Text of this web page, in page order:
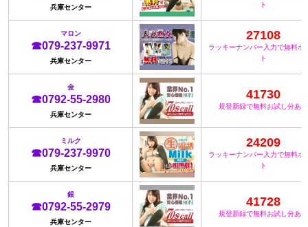
兵庫センター
ト
マロン
☎079-237-9971
兵庫センター
27108
ラッキーナンバー入力で無料ポ
ト
金
☎0792-55-2980
兵庫センター
41730
規登新録で無料お試し分あり
ミルク
☎079-237-9970
兵庫センター
24209
ラッキーナンバー入力で無料ポ
ト
銀
☎0792-55-2979
兵庫センター
41728
規登新録で無料お試し分あり